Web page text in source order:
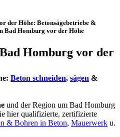
der Höhe: Betonsägebetriebe &
Bad Homburg vor der Höhe
Homburg vor der
Beton schneiden, sägen &
und der Region um Bad Homburg
hier qualifizierte, zertifizierte
& Bohren in Beton, Mauerwerk u.